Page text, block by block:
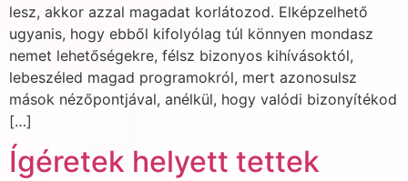
lesz, akkor azzal magadat korlátozod. Elképzelhető
ugyanis, hogy ebből kifolyólag túl könnyen mondasz
nemet lehetőségekre, félsz bizonyos kihívásoktól,
lebeszéled magad programokról, mert azonosulsz
mások nézőpontjával, anélkül, hogy valódi bizonyítékod
[…]
Ígéretek helyett tettek